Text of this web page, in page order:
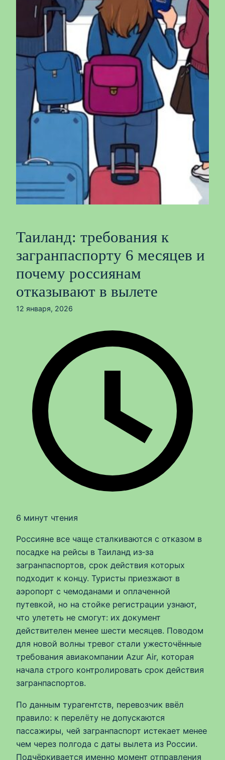
Таиланд: требования к
загранпаспорту 6 месяцев и
почему россиянам
отказывают в вылете
12 января, 2026
6 минут чтения
Россияне все чаще сталкиваются с отказом в
посадке на рейсы в Таиланд из‑за
загранпаспортов, срок действия которых
подходит к концу. Туристы приезжают в
аэропорт с чемоданами и оплаченной
путевкой, но на стойке регистрации узнают,
что улететь не смогут: их документ
действителен менее шести месяцев. Поводом
для новой волны тревог стали ужесточённые
требования авиакомпании Azur Air, которая
начала строго контролировать срок действия
загранпаспортов.
По данным турагентств, перевозчик ввёл
правило: к перелёту не допускаются
пассажиры, чей загранпаспорт истекает менее
чем через полгода с даты вылета из России.
Подчёркивается именно момент отправления